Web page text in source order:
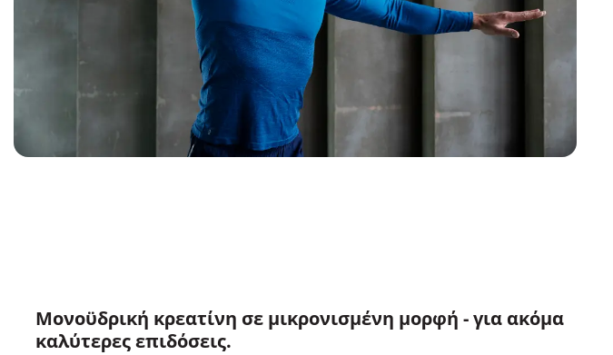
Μονοϋδρική κρεατίνη σε μικρονισμένη μορφή - για ακόμα
καλύτερες επιδόσεις.